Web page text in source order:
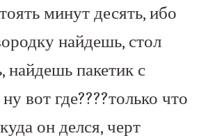
минут десять, ибо
найдешь, стол
найдешь пакетик с
вот где????только что
он делся, черт